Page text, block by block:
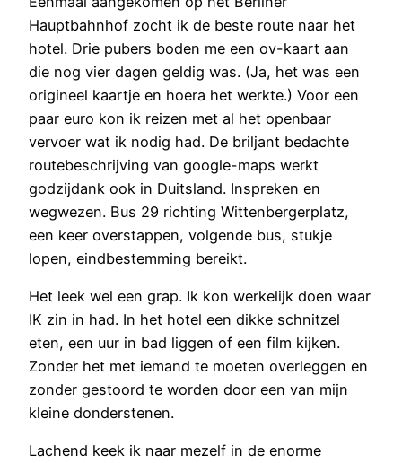
Hauptbahnhof zocht ik de beste route naar het
hotel. Drie pubers boden me een ov-kaart aan
die nog vier dagen geldig was. (Ja, het was een
origineel kaartje en hoera het werkte.) Voor een
paar euro kon ik reizen met al het openbaar
vervoer wat ik nodig had. De briljant bedachte
routebeschrijving van google-maps werkt
godzijdank ook in Duitsland. Inspreken en
wegwezen. Bus 29 richting Wittenbergerplatz,
een keer overstappen, volgende bus, stukje
lopen, eindbestemming bereikt.
Het leek wel een grap. Ik kon werkelijk doen waar
IK zin in had. In het hotel een dikke schnitzel
eten, een uur in bad liggen of een film kijken.
Zonder het met iemand te moeten overleggen en
zonder gestoord te worden door een van mijn
kleine donderstenen.
Lachend keek ik naar mezelf in de enorme